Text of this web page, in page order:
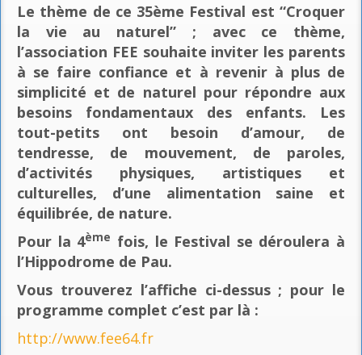
Le thème de ce 35ème Festival est “Croquer
la vie au naturel” ; avec ce thème,
l’association FEE souhaite inviter les parents
à se faire confiance et à revenir à plus de
simplicité et de naturel pour répondre aux
besoins fondamentaux des enfants. Les
tout-petits ont besoin d’amour, de
tendresse, de mouvement, de paroles,
d’activités physiques, artistiques et
culturelles, d’une alimentation saine et
équilibrée, de nature.
Pour la 4ème fois, le Festival se déroulera à
l’Hippodrome de Pau.
Vous trouverez l’affiche ci-dessus ; pour le
programme complet c’est par là :
http://www.fee64.fr